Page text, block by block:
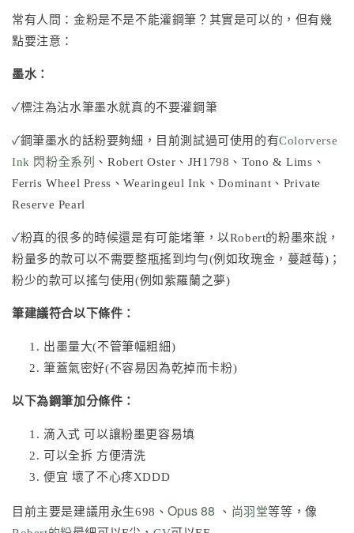
常有人問：金粉是不是不能灌鋼筆？其實是可以的，但有幾
點要注意：
墨水：
✓標注為沾水筆墨水就真的不要灌鋼筆
✓鋼筆墨水的話粉要夠細，目前測試過可使用的有Colorverse
Ink 閃粉全系列
、Robert Oster 、 JH1798 、Tono & Lims 、
Ferris Wheel Press 、Wearingeul Ink 、Dominant、Private
Reserve Pearl
✓粉真的很多的時候還是有可能堵筆，以Robert的粉墨來說，
粉量多的款可以不需要整瓶搖到均勻(例如玫瑰金，蔓越莓)；
粉少的款可以搖勻使用(例如紫羅蘭之夢)
筆建議符合以下條件：
出墨量大(不管筆幅粗細)
筆蓋氣密好(不容易因為乾掉而卡粉)
以下為鋼筆加分條件：
滴入式 可以讓粉墨更容易填
可以全拆 方便清洗
便宜 壞了不心疼XDDD
目前主要是建議用永生698、Opus 88 、 尚羽堂等等，像